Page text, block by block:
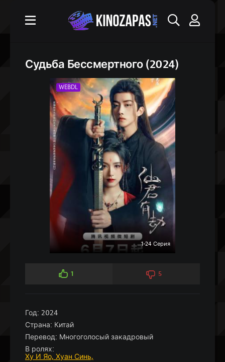
Судьба Бессмертного (2024)
WEBDL
1-24 Серия
1 5
Год: 2024
Страна: Китай
Перевод: Многоголосый закадровый
В ролях:
Ху И Яо, Хуан Синь,